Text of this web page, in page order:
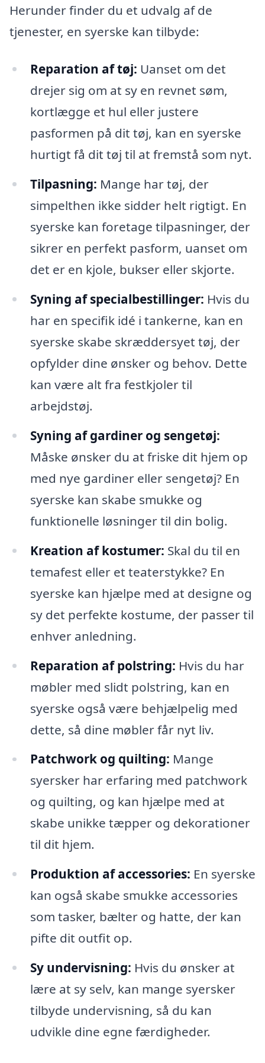
Herunder finder du et udvalg af de
tjenester, en syerske kan tilbyde:
Reparation af tøj: Uanset om det
drejer sig om at sy en revnet søm,
kortlægge et hul eller justere
pasformen på dit tøj, kan en syerske
hurtigt få dit tøj til at fremstå som nyt.
Tilpasning: Mange har tøj, der
simpelthen ikke sidder helt rigtigt. En
syerske kan foretage tilpasninger, der
sikrer en perfekt pasform, uanset om
det er en kjole, bukser eller skjorte.
Syning af specialbestillinger: Hvis du
har en specifik idé i tankerne, kan en
syerske skabe skræddersyet tøj, der
opfylder dine ønsker og behov. Dette
kan være alt fra festkjoler til
arbejdstøj.
Syning af gardiner og sengetøj:
Måske ønsker du at friske dit hjem op
med nye gardiner eller sengetøj? En
syerske kan skabe smukke og
funktionelle løsninger til din bolig.
Kreation af kostumer: Skal du til en
temafest eller et teaterstykke? En
syerske kan hjælpe med at designe og
sy det perfekte kostume, der passer til
enhver anledning.
Reparation af polstring: Hvis du har
møbler med slidt polstring, kan en
syerske også være behjælpelig med
dette, så dine møbler får nyt liv.
Patchwork og quilting: Mange
syersker har erfaring med patchwork
og quilting, og kan hjælpe med at
skabe unikke tæpper og dekorationer
til dit hjem.
Produktion af accessories: En syerske
kan også skabe smukke accessories
som tasker, bælter og hatte, der kan
pifte dit outfit op.
Sy undervisning: Hvis du ønsker at
lære at sy selv, kan mange syersker
tilbyde undervisning, så du kan
udvikle dine egne færdigheder.